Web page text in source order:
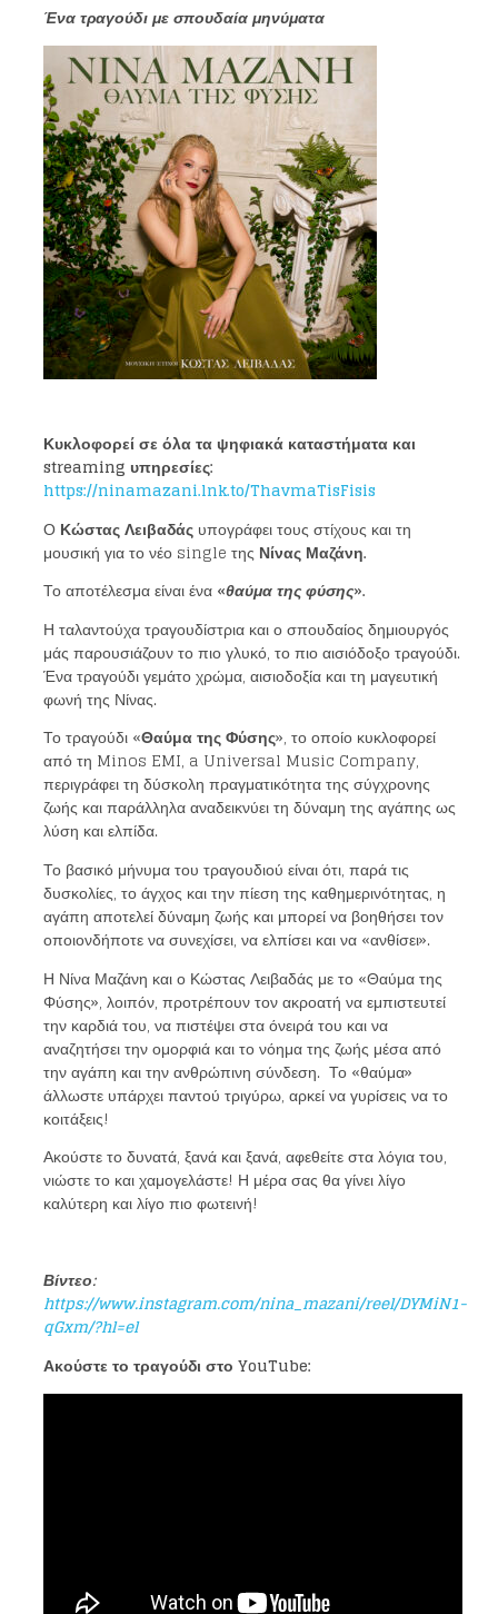
Ένα τραγούδι με σπουδαία μηνύματα
Κυκλοφορεί σε όλα τα ψηφιακά καταστήματα και
streaming υπηρεσίες:
https://ninamazani.lnk.to/ThavmaTisFisis
Ο Κώστας Λειβαδάςυπογράφει τους στίχους και τη
μουσική για το νέο single της Νίνας Μαζάνη.
Το αποτέλεσμα είναι ένα «θαύμα της φύσης».
Η ταλαντούχα τραγουδίστρια και ο σπουδαίος δημιουργός
μάς παρουσιάζουν το πιο γλυκό, το πιο αισιόδοξο τραγούδι.
Ένα τραγούδι γεμάτο χρώμα, αισιοδοξία και τη μαγευτική
φωνή της Νίνας.
Το τραγούδι «Θαύμα της Φύσης», το οποίο κυκλοφορεί
από τη Minos EMI, a Universal Music Company,
περιγράφει τη δύσκολη πραγματικότητα της σύγχρονης
ζωής και παράλληλα αναδεικνύει τη δύναμη της αγάπης ως
λύση και ελπίδα.
Το βασικό μήνυμα του τραγουδιού είναι ότι, παρά τις
δυσκολίες, το άγχος και την πίεση της καθημερινότητας, η
αγάπη αποτελεί δύναμη ζωής και μπορεί να βοηθήσει τον
οποιονδήποτε να συνεχίσει, να ελπίσει και να «ανθίσει».
Η Νίνα Μαζάνη και ο Κώστας Λειβαδάς με το «Θαύμα της
Φύσης», λοιπόν, προτρέπουν τον ακροατή να εμπιστευτεί
την καρδιά του, να πιστέψει στα όνειρά του και να
αναζητήσει την ομορφιά και το νόημα της ζωής μέσα από
την αγάπη και την ανθρώπινη σύνδεση. Το «θαύμα»
άλλωστε υπάρχει παντού τριγύρω, αρκεί να γυρίσεις να το
κοιτάξεις!
Ακούστε το δυνατά, ξανά και ξανά, αφεθείτε στα λόγια του,
νιώστε το και χαμογελάστε! Η μέρα σας θα γίνει λίγο
καλύτερη και λίγο πιο φωτεινή!
Βίντεο:
https://www.instagram.com/nina_mazani/reel/DYMiN1-
qGxm/?hl=el
Ακούστε το τραγούδι στο YouTube: